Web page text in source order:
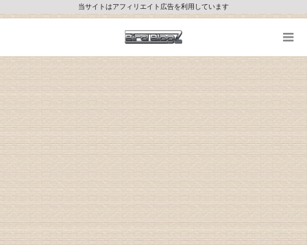
当サイトはアフィリエイト広告を利用しています